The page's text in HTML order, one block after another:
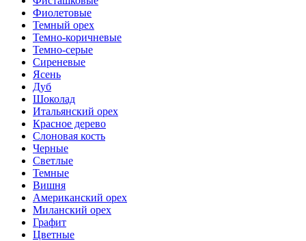
Фиолетовые
Темный орех
Темно-коричневые
Темно-серые
Сиреневые
Ясень
Дуб
Шоколад
Итальянский орех
Красное дерево
Слоновая кость
Черные
Светлые
Темные
Вишня
Американский орех
Миланский орех
Графит
Цветные